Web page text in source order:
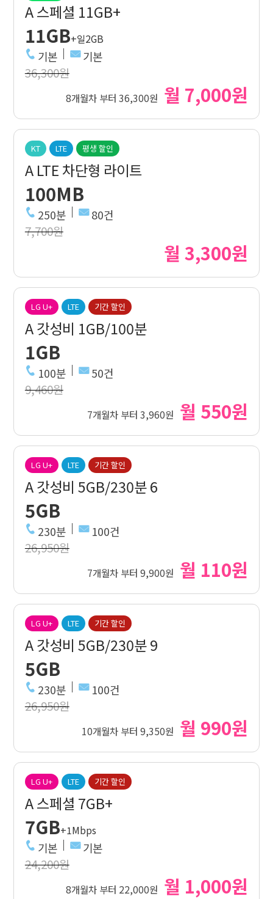
A 스페셜 11GB+
11GB+일2GB
기본 기본
36,300원
8개월차 부터 36,300원 월 7,000원
KT LTE 평생 할인
A LTE 차단형 라이트
100MB
250분 80건
7,700원
월 3,300원
LG U+ LTE 기간 할인
A 갓성비 1GB/100분
1GB
100분 50건
9,460원
7개월차 부터 3,960원 월 550원
LG U+ LTE 기간 할인
A 갓성비 5GB/230분 6
5GB
230분 100건
26,950원
7개월차 부터 9,900원 월 110원
LG U+ LTE 기간 할인
A 갓성비 5GB/230분 9
5GB
230분 100건
26,950원
10개월차 부터 9,350원 월 990원
LG U+ LTE 기간 할인
A 스페셜 7GB+
7GB+1Mbps
기본 기본
24,200원
8개월차 부터 22,000원 월 1,000원